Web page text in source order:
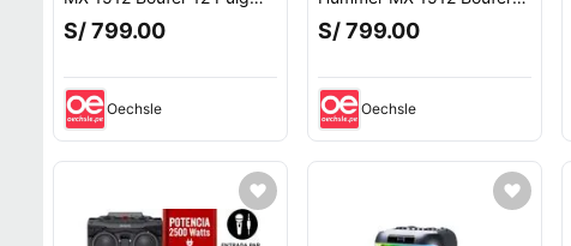
USB BT TWS con Ruedas
S/ 799.00
Oechsle
12USB BT TWS Con DSP
Profesional
S/ 799.00
Oechsle